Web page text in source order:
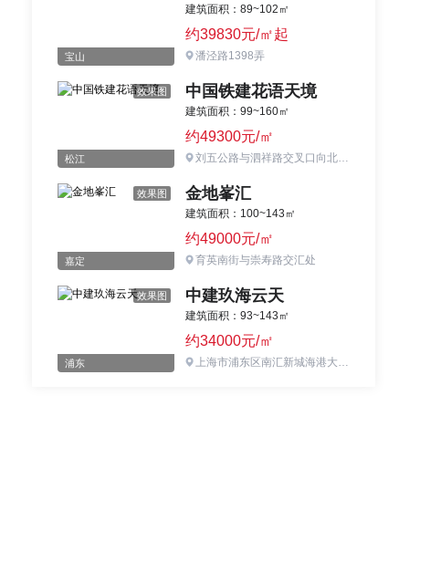
宝山
建筑面积：89~102㎡
约39830元/㎡起
潘泾路1398弄
效果图
松江
中国铁建花语天境
建筑面积：99~160㎡
约49300元/㎡
刘五公路与泗祥路交叉口向北约200米
效果图
嘉定
金地峯汇
建筑面积：100~143㎡
约49000元/㎡
育英南街与崇寿路交汇处
效果图
浦东
中建玖海云天
建筑面积：93~143㎡
约34000元/㎡
上海市浦东区南汇新城海港大道与美人蕉路交叉口